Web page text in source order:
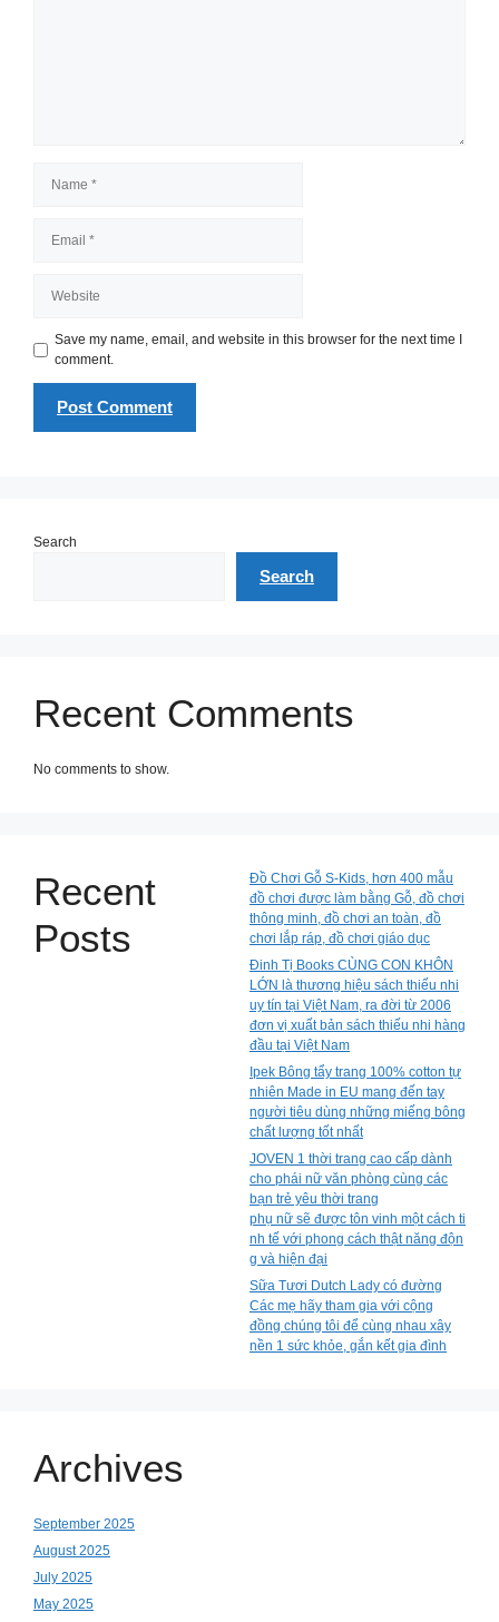
Save my name, email, and website in this browser for the next time I
comment.
Search
Search
Recent Comments
No comments to show.
Recent
Posts
Đồ Chơi Gỗ S-Kids, hơn 400 mẫu
đồ chơi được làm bằng Gỗ, đồ chơi
thông minh, đồ chơi an toàn, đồ
chơi lắp ráp, đồ chơi giáo dục
Đinh Tị Books CÙNG CON KHÔN
LỚN là thương hiệu sách thiếu nhi
uy tín tại Việt Nam, ra đời từ 2006
đơn vị xuất bản sách thiếu nhi hàng
đầu tại Việt Nam
Ipek Bông tẩy trang 100% cotton tự
nhiên Made in EU mang đến tay
người tiêu dùng những miếng bông
chất lượng tốt nhất
JOVEN 1 thời trang cao cấp dành
cho phái nữ văn phòng cùng các
bạn trẻ yêu thời trang
phụ nữ sẽ được tôn vinh một cách ti
nh tế với phong cách thật năng độn
g và hiện đại
Sữa Tươi Dutch Lady có đường
Các mẹ hãy tham gia với cộng
đồng chúng tôi để cùng nhau xây
nền 1 sức khỏe, gắn kết gia đình
Archives
September 2025
August 2025
July 2025
May 2025